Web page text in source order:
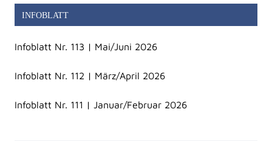
INFOBLATT
Infoblatt Nr. 113 | Mai/Juni 2026
Infoblatt Nr. 112 | März/April 2026
Infoblatt Nr. 111 | Januar/Februar 2026